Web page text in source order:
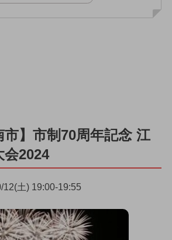
市】市制70周年記念 江
会2024
12(土) 19:00-19:55